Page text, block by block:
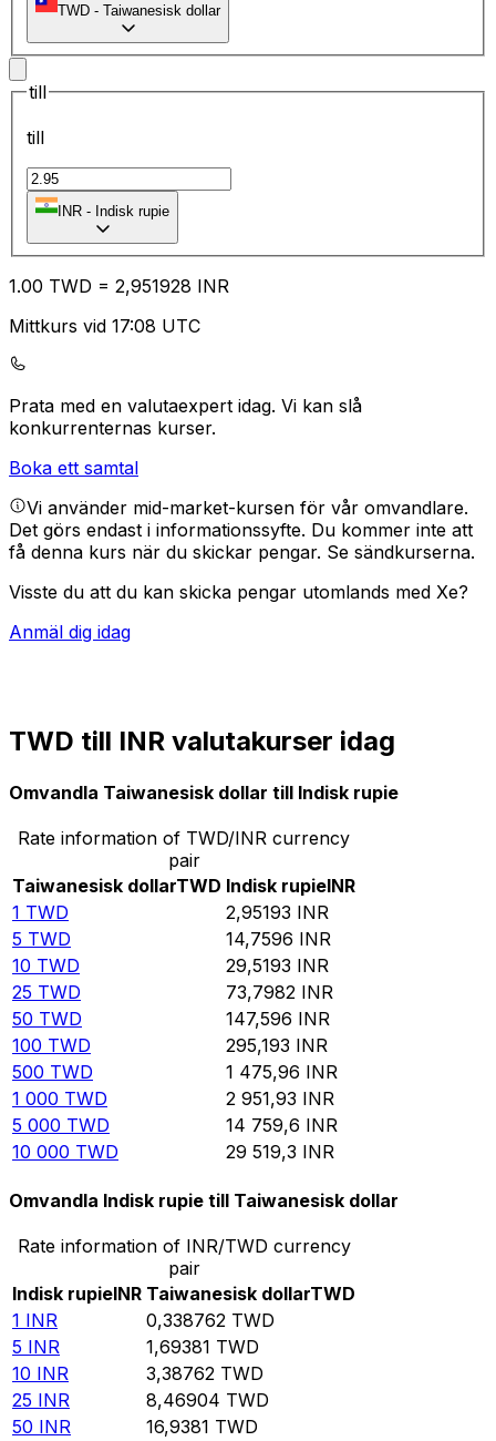
TWD - Taiwanesisk dollar
till
till
INR - Indisk rupie
1.00 TWD = 2,951928 INR
Mittkurs vid 17:08 UTC
Prata med en valutaexpert idag. Vi kan slå
konkurrenternas kurser.
Boka ett samtal
Vi använder mid-market-kursen för vår omvandlare.
Det görs endast i informationssyfte. Du kommer inte att
få denna kurs när du skickar pengar. Se sändkurserna.
Visste du att du kan skicka pengar utomlands med Xe?
Anmäl dig idag
TWD till INR valutakurser idag
Omvandla Taiwanesisk dollar till Indisk rupie
Rate information of TWD/INR currency
pair
Taiwanesisk dollarTWD Indisk rupieINR
1 TWD 2,95193 INR
5 TWD 14,7596 INR
10 TWD 29,5193 INR
25 TWD 73,7982 INR
50 TWD 147,596 INR
100 TWD 295,193 INR
500 TWD 1 475,96 INR
1 000 TWD 2 951,93 INR
5 000 TWD 14 759,6 INR
10 000 TWD 29 519,3 INR
Omvandla Indisk rupie till Taiwanesisk dollar
Rate information of INR/TWD currency
pair
Indisk rupieINR Taiwanesisk dollarTWD
1 INR 0,338762 TWD
5 INR 1,69381 TWD
10 INR 3,38762 TWD
25 INR 8,46904 TWD
50 INR 16,9381 TWD